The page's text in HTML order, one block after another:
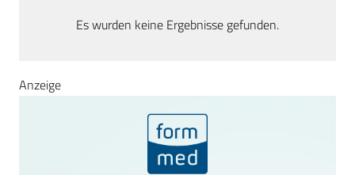
Es wurden keine Ergebnisse gefunden.
Anzeige